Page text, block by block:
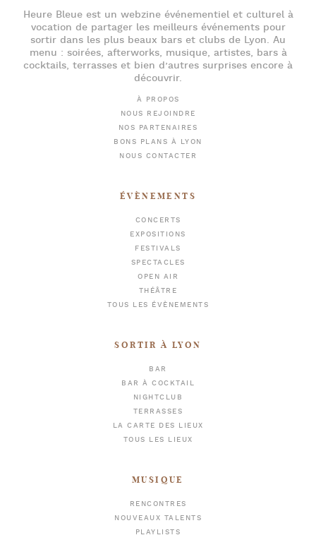
Heure Bleueest un webzine événementiel et culturel à
vocation de partager les meilleurs événements pour
sortir dans les plus beaux bars et clubs de Lyon. Au
menu : soirées, afterworks, musique, artistes, bars à
cocktails, terrasses et bien d’autres surprises encore à
découvrir.
À PROPOS
NOUS REJOINDRE
NOS PARTENAIRES
BONS PLANS À LYON
NOUS CONTACTER
ÉVÈNEMENTS
CONCERTS
EXPOSITIONS
FESTIVALS
SPECTACLES
OPEN AIR
THÉÂTRE
TOUS LES ÉVÈNEMENTS
SORTIR À LYON
BAR
BAR À COCKTAIL
NIGHTCLUB
TERRASSES
LA CARTE DES LIEUX
TOUS LES LIEUX
MUSIQUE
RENCONTRES
NOUVEAUX TALENTS
PLAYLISTS